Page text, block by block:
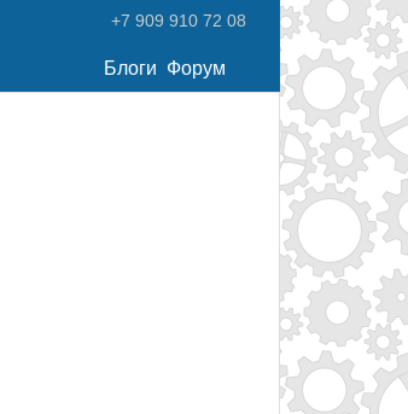
+7 909 910 72 08
Блоги Форум